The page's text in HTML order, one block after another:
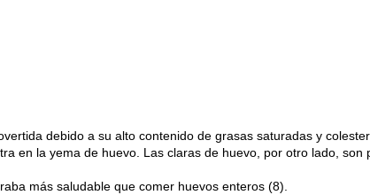
debido a su alto contenido de grasas saturadas y
en la yema de huevo. Las claras de huevo, por otro lado, son
más saludable que comer huevos enteros (8).